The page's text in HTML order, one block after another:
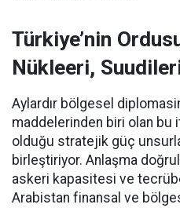
Türkiye’nin
Nükleeri,
Aylardır bölgesel
maddelerinden biri olan
olduğu stratejik güç
birleştiriyor. Anlaşma
askeri kapasitesi ve
Arabistan finansal ve